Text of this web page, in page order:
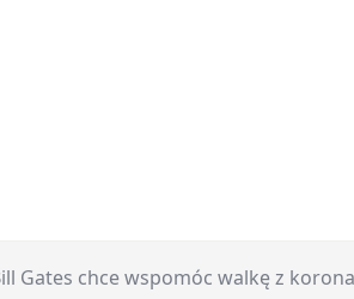
Gates chce wspomóc walkę z